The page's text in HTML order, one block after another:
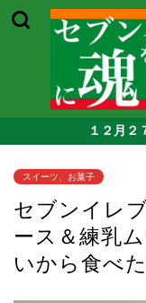
１２月２
スイーツ、お菓子
セブンイレ
ース＆練乳
いから食べ